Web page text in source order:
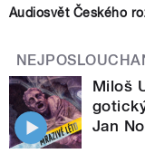
Audiosvět Českého
Miloš
Jan